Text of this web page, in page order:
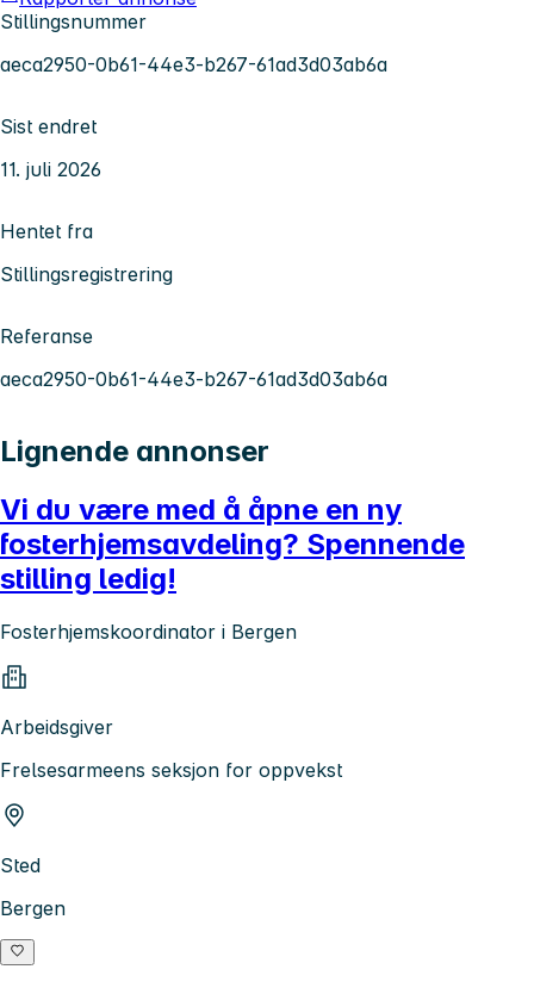
Stillingsnummer
aeca2950-0b61-44e3-b267-61ad3d03ab6a
Sist endret
11. juli 2026
Hentet fra
Stillingsregistrering
Referanse
aeca2950-0b61-44e3-b267-61ad3d03ab6a
Lignende annonser
Vi du være med å åpne en ny
fosterhjemsavdeling? Spennende
stilling ledig!
Fosterhjemskoordinator i Bergen
Arbeidsgiver
Frelsesarmeens seksjon for oppvekst
Sted
Bergen